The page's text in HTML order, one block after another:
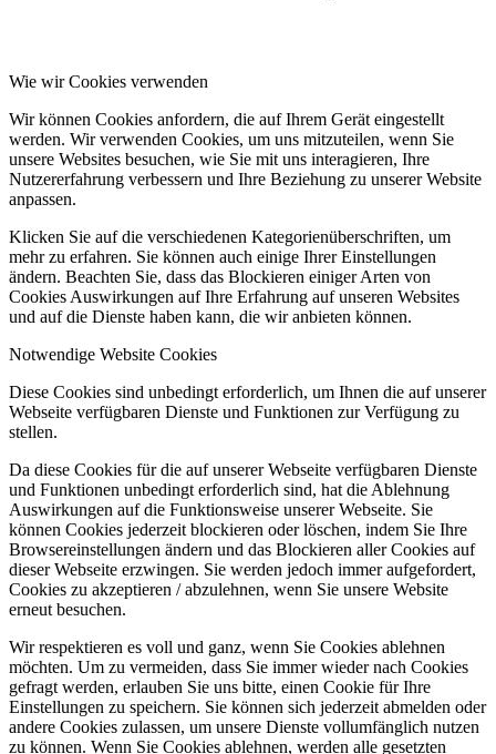
Wie wir Cookies verwenden
Wir können Cookies anfordern, die auf Ihrem Gerät eingestellt
werden. Wir verwenden Cookies, um uns mitzuteilen, wenn Sie
unsere Websites besuchen, wie Sie mit uns interagieren, Ihre
Nutzererfahrung verbessern und Ihre Beziehung zu unserer Website
anpassen.
Klicken Sie auf die verschiedenen Kategorienüberschriften, um
mehr zu erfahren. Sie können auch einige Ihrer Einstellungen
ändern. Beachten Sie, dass das Blockieren einiger Arten von
Cookies Auswirkungen auf Ihre Erfahrung auf unseren Websites
und auf die Dienste haben kann, die wir anbieten können.
Notwendige Website Cookies
Diese Cookies sind unbedingt erforderlich, um Ihnen die auf unserer
Webseite verfügbaren Dienste und Funktionen zur Verfügung zu
stellen.
Da diese Cookies für die auf unserer Webseite verfügbaren Dienste
und Funktionen unbedingt erforderlich sind, hat die Ablehnung
Auswirkungen auf die Funktionsweise unserer Webseite. Sie
können Cookies jederzeit blockieren oder löschen, indem Sie Ihre
Browsereinstellungen ändern und das Blockieren aller Cookies auf
dieser Webseite erzwingen. Sie werden jedoch immer aufgefordert,
Cookies zu akzeptieren / abzulehnen, wenn Sie unsere Website
erneut besuchen.
Wir respektieren es voll und ganz, wenn Sie Cookies ablehnen
möchten. Um zu vermeiden, dass Sie immer wieder nach Cookies
gefragt werden, erlauben Sie uns bitte, einen Cookie für Ihre
Einstellungen zu speichern. Sie können sich jederzeit abmelden oder
andere Cookies zulassen, um unsere Dienste vollumfänglich nutzen
zu können. Wenn Sie Cookies ablehnen, werden alle gesetzten